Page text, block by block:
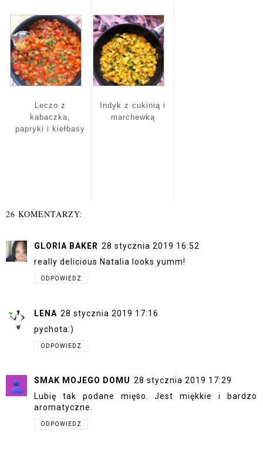
Leczo z
kabaczka,
papryki i kiełbasy
Indyk z cukinią i
marchewką
26 KOMENTARZY:
GLORIA BAKER 28 stycznia 2019 16:52
really delicious Natalia looks yumm!
ODPOWIEDZ
LENA 28 stycznia 2019 17:16
pychota:)
ODPOWIEDZ
SMAK MOJEGO DOMU 28 stycznia 2019 17:29
Lubię tak podane mięso. Jest miękkie i bardzo
aromatyczne.
ODPOWIEDZ